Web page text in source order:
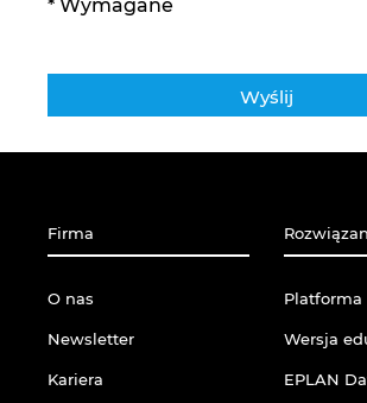
* Wymagane
Firma
O nas
Newsletter
Kariera
Platforma
Wersja
EPLAN